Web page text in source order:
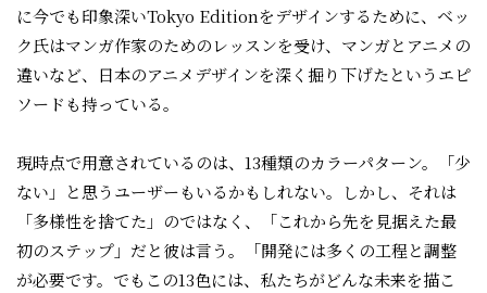
に今でも印象深いTokyo Editionをデザインするために、ベッ
ク氏はマンガ作家のためのレッスンを受け、マンガとアニメの
違いなど、日本のアニメデザインを深く掘り下げたというエピ
ソードも持っている。
現時点で用意されているのは、13種類のカラーパターン。「少
ない」と思うユーザーもいるかもしれない。しかし、それは
「多様性を捨てた」のではなく、「これから先を見据えた最
初のステップ」だと彼は言う。「開発には多くの工程と調整
が必要です。でもこの13色には、私たちがどんな未来を描こ